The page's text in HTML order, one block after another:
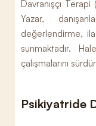
Davranışçı
Yazar,
değerlendirme,
sunmaktadır.
çalışmalarını
Psikiyatride